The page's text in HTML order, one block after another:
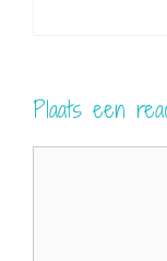
Plaats een